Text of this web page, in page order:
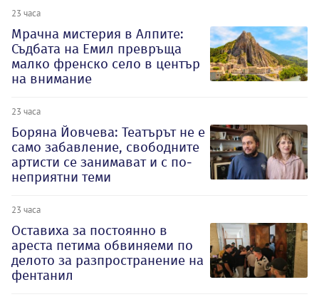
23 часа
Мрачна мистерия в Алпите:
Съдбата на Емил превръща
малко френско село в център
на внимание
23 часа
Боряна Йовчева: Театърът не е
само забавление, свободните
артисти се занимават и с по-
неприятни теми
23 часа
Оставиха за постоянно в
ареста петима обвиняеми по
делото за разпространение на
фентанил